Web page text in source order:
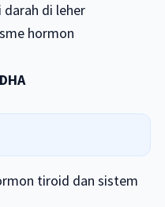
darah di leher
hormon
tiroid dan sistem